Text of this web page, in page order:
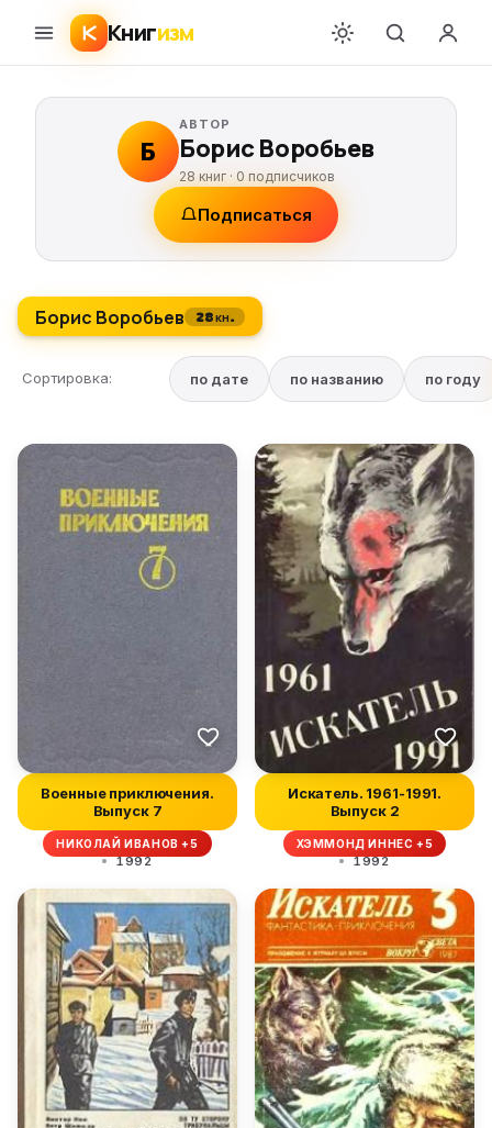
Книгизм
Б
АВТОР
Борис Воробьев
28 книг ·0 подписчиков
Подписаться
Борис Воробьев 28 кн.
Сортировка: по дате по названию по году
Военные приключения.
Выпуск 7
НИКОЛАЙ ИВАНОВ +5
1992
Искатель. 1961-1991.
Выпуск 2
ХЭММОНД ИННЕС +5
1992